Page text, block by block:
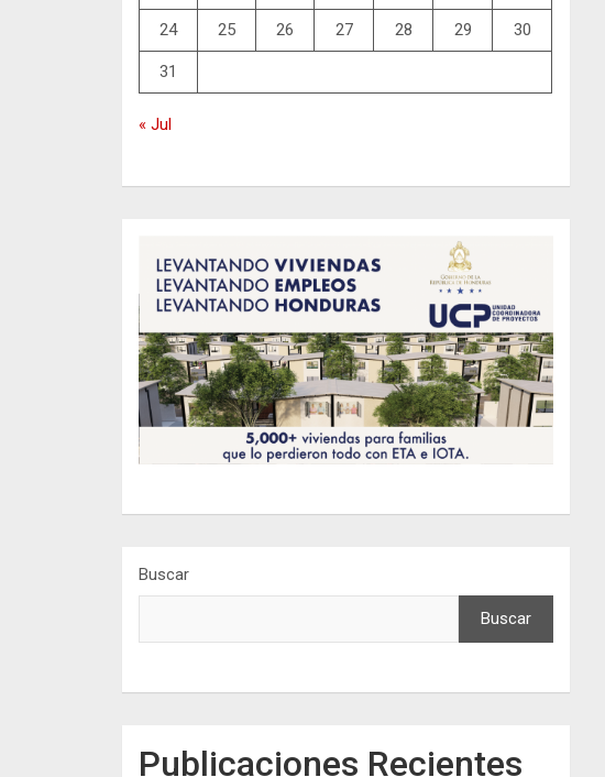
24 25 26 27 28 29 30
31
« Jul
Buscar
Buscar
Publicaciones Recientes